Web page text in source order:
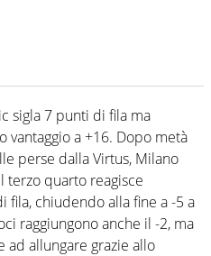
sigla 7 punti di fila ma
vantaggio a +16. Dopo metà
perse dalla Virtus, Milano
terzo quarto reagisce
fila, chiudendo alla fine a -5 a
raggiungono anche il -2, ma
ad allungare grazie allo